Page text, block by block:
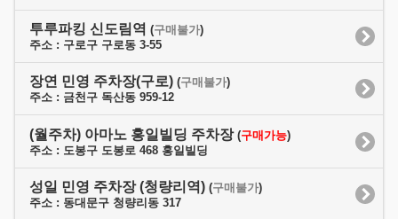
투루파킹 신도림역 (구매불가)
주소 : 구로구 구로동 3-55
장연 민영 주차장(구로) (구매불가)
주소 : 금천구 독산동 959-12
(월주차) 아마노 홍일빌딩 주차장 (구매가능)
주소 : 도봉구 도봉로 468 홍일빌딩
성일 민영 주차장 (청량리역) (구매불가)
주소 : 동대문구 청량리동 317